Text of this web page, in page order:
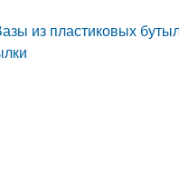
из пластиковых